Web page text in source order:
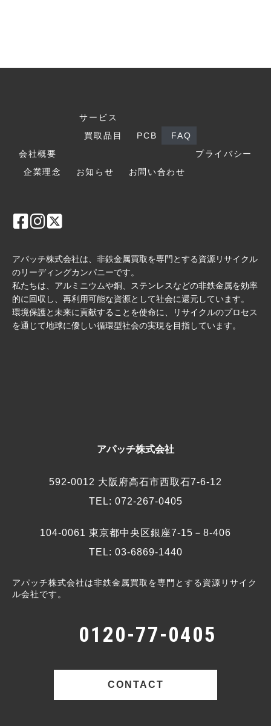
サービス
買取品目
PCB
FAQ
会社概要
企業理念
お知らせ お問い合わせ
プライバシー
アパッチ株式会社は、非鉄金属買取を専門とする資源リサイクル
のリーディングカンパニーです。
私たちは、アルミニウムや銅、ステンレスなどの非鉄金属を効率
的に回収し、再利用可能な資源として社会に還元しています。
環境保護と未来に貢献することを使命に、リサイクルのプロセス
を通じて地球に優しい循環型社会の実現を目指しています。
アパッチ株式会社
592-0012 大阪府高石市西取石7-6-12
TEL: 072-267-0405
104-0061 東京都中央区銀座7-15－8-406
TEL: 03-6869-1440
アパッチ株式会社は非鉄金属買取を専門とする資源リサイク
ル会社です。
0120-77-0405
CONTACT